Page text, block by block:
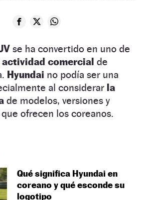
se ha convertido en uno de
actividad comercial de
Hyundai no podía ser una
al considerar la
de modelos, versiones y
ofrecen los coreanos.
Qué significa Hyundai en
coreano y qué esconde su
logotipo